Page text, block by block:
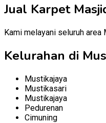
Jual Karpet
Kami melayani seluruh area
Kelurahan di
Mustikajaya
Mustikasari
Mustikajaya
Pedurenan
Cimuning